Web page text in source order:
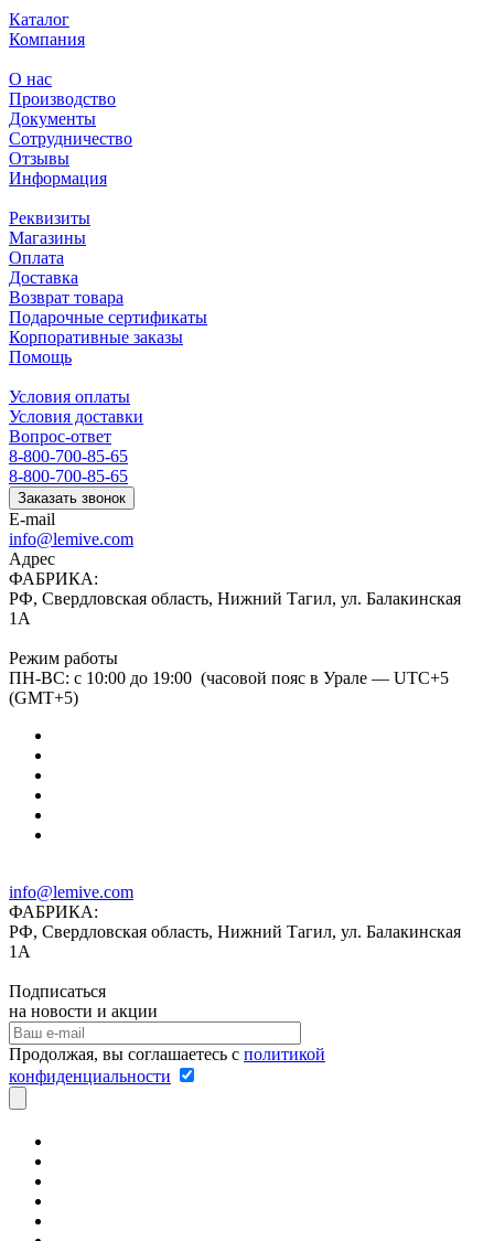
Каталог
Компания
О нас
Производство
Документы
Сотрудничество
Отзывы
Информация
Реквизиты
Магазины
Оплата
Доставка
Возврат товара
Подарочные сертификаты
Корпоративные заказы
Помощь
Условия оплаты
Условия доставки
Вопрос-ответ
8-800-700-85-65
8-800-700-85-65
Заказать звонок
E-mail
info@lemive.com
Адрес
ФАБРИКА:
РФ, Свердловская область, Нижний Тагил, ул. Балакинская
1А
Режим работы
ПН-ВС: с 10:00 до 19:00 (часовой пояс в Урале — UTC+5
(GMT+5)
info@lemive.com
ФАБРИКА:
РФ, Свердловская область, Нижний Тагил, ул. Балакинская
1А
Подписаться
на новости и акции
Продолжая, вы соглашаетесь с политикой
конфиденциальности